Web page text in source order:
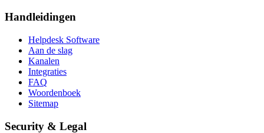
Handleidingen
Helpdesk Software
Aan de slag
Kanalen
Integraties
FAQ
Woordenboek
Sitemap
Security & Legal